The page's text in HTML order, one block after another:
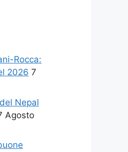
Rocca:
2026 7
Nepal
Agosto